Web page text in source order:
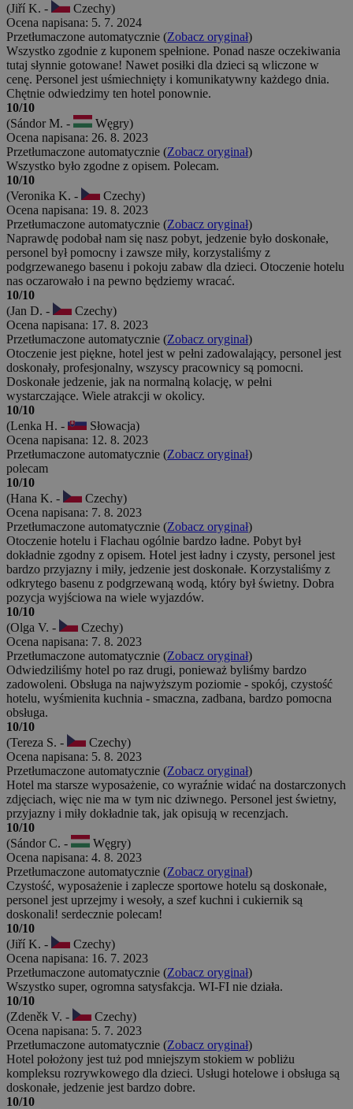
(Jiří K. -
Czechy)
Ocena napisana: 5. 7. 2024
Przetłumaczone automatycznie (Zobacz oryginał)
Wszystko zgodnie z kuponem spełnione. Ponad nasze oczekiwania
tutaj słynnie gotowane! Nawet posiłki dla dzieci są wliczone w
cenę. Personel jest uśmiechnięty i komunikatywny każdego dnia.
Chętnie odwiedzimy ten hotel ponownie.
10/10
(Sándor M. -
Węgry)
Ocena napisana: 26. 8. 2023
Przetłumaczone automatycznie (Zobacz oryginał)
Wszystko było zgodne z opisem. Polecam.
10/10
(Veronika K. -
Czechy)
Ocena napisana: 19. 8. 2023
Przetłumaczone automatycznie (Zobacz oryginał)
Naprawdę podobał nam się nasz pobyt, jedzenie było doskonałe,
personel był pomocny i zawsze miły, korzystaliśmy z
podgrzewanego basenu i pokoju zabaw dla dzieci. Otoczenie hotelu
nas oczarowało i na pewno będziemy wracać.
10/10
(Jan D. -
Czechy)
Ocena napisana: 17. 8. 2023
Przetłumaczone automatycznie (Zobacz oryginał)
Otoczenie jest piękne, hotel jest w pełni zadowalający, personel jest
doskonały, profesjonalny, wszyscy pracownicy są pomocni.
Doskonałe jedzenie, jak na normalną kolację, w pełni
wystarczające. Wiele atrakcji w okolicy.
10/10
(Lenka H. -
Słowacja)
Ocena napisana: 12. 8. 2023
Przetłumaczone automatycznie (Zobacz oryginał)
polecam
10/10
(Hana K. -
Czechy)
Ocena napisana: 7. 8. 2023
Przetłumaczone automatycznie (Zobacz oryginał)
Otoczenie hotelu i Flachau ogólnie bardzo ładne. Pobyt był
dokładnie zgodny z opisem. Hotel jest ładny i czysty, personel jest
bardzo przyjazny i miły, jedzenie jest doskonałe. Korzystaliśmy z
odkrytego basenu z podgrzewaną wodą, który był świetny. Dobra
pozycja wyjściowa na wiele wyjazdów.
10/10
(Olga V. -
Czechy)
Ocena napisana: 7. 8. 2023
Przetłumaczone automatycznie (Zobacz oryginał)
Odwiedziliśmy hotel po raz drugi, ponieważ byliśmy bardzo
zadowoleni. Obsługa na najwyższym poziomie - spokój, czystość
hotelu, wyśmienita kuchnia - smaczna, zadbana, bardzo pomocna
obsługa.
10/10
(Tereza S. -
Czechy)
Ocena napisana: 5. 8. 2023
Przetłumaczone automatycznie (Zobacz oryginał)
Hotel ma starsze wyposażenie, co wyraźnie widać na dostarczonych
zdjęciach, więc nie ma w tym nic dziwnego. Personel jest świetny,
przyjazny i miły dokładnie tak, jak opisują w recenzjach.
10/10
(Sándor C. -
Węgry)
Ocena napisana: 4. 8. 2023
Przetłumaczone automatycznie (Zobacz oryginał)
Czystość, wyposażenie i zaplecze sportowe hotelu są doskonałe,
personel jest uprzejmy i wesoły, a szef kuchni i cukiernik są
doskonali! serdecznie polecam!
10/10
(Jiří K. -
Czechy)
Ocena napisana: 16. 7. 2023
Przetłumaczone automatycznie (Zobacz oryginał)
Wszystko super, ogromna satysfakcja. WI-FI nie działa.
10/10
(Zdeněk V. -
Czechy)
Ocena napisana: 5. 7. 2023
Przetłumaczone automatycznie (Zobacz oryginał)
Hotel położony jest tuż pod mniejszym stokiem w pobliżu
kompleksu rozrywkowego dla dzieci. Usługi hotelowe i obsługa są
doskonałe, jedzenie jest bardzo dobre.
10/10